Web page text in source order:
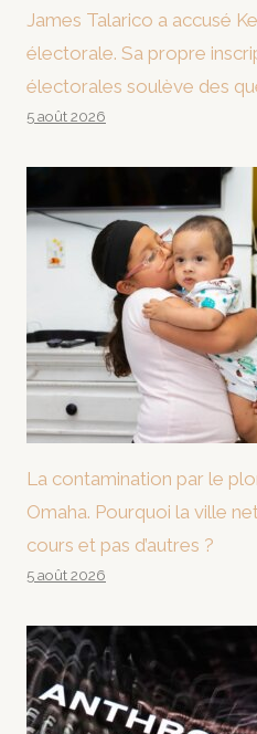
James Talarico a accusé
électorale. Sa propre
électorales soulève des
5 août 2026
La contamination par le
Omaha. Pourquoi la ville
cours et pas d’autres ?
5 août 2026